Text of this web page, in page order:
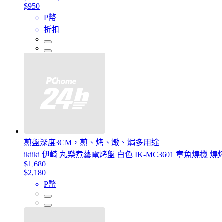
$950
P幣
折扣
煎盤深度3CM，煎、烤、燉、焗多用途
ikiiki 伊崎 丸樂煮藝電烤盤 白色 IK-MC3601 章魚燒機 燒
$1,680
$2,180
P幣